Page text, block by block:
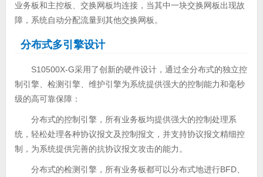
业务板和主控板、交换网板均连接，当其中一块交换网板出现故
障，系统自动分配流量到其他交换网板。
分布式多引擎设计
S10500X-G采用了创新的硬件设计，通过全分布式的独立控
制引擎、检测引擎、维护引擎为系统提供强大的控制能力和毫秒
级的高可靠保障：
分布式的控制引擎，所有业务板均提供强大的控制处理系
统，轻松处理各种协议报文及控制报文，并支持协议报文精细控
制，为系统提供完善的抗协议报文攻击的能力。
分布式的检测引擎，所有业务板都可以分布式地进行BFD、